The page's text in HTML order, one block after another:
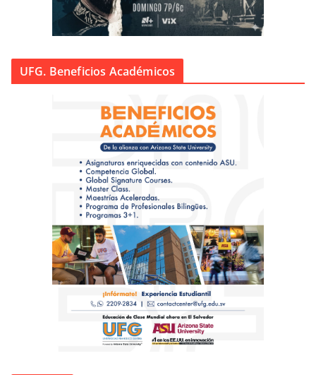
UFG. Beneficios Académicos